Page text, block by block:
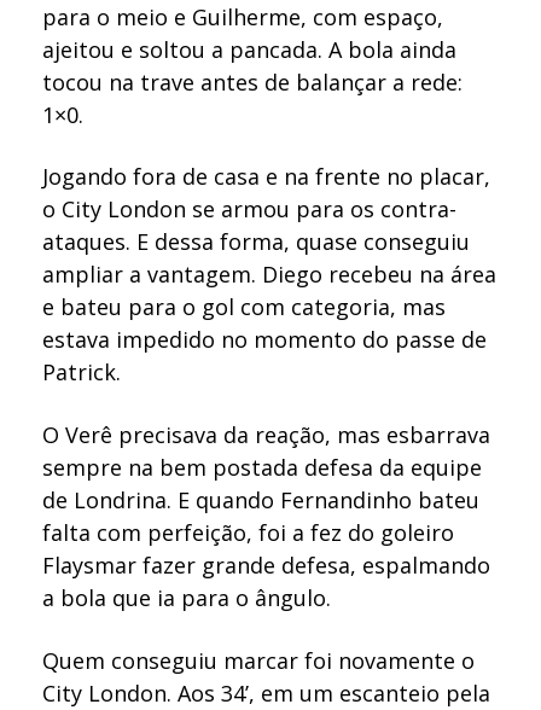
para o meio e Guilherme, com espaço,
ajeitou e soltou a pancada. A bola ainda
tocou na trave antes de balançar a rede:
1×0.
Jogando fora de casa e na frente no placar,
o City London se armou para os contra-
ataques. E dessa forma, quase conseguiu
ampliar a vantagem. Diego recebeu na área
e bateu para o gol com categoria, mas
estava impedido no momento do passe de
Patrick.
O Verê precisava da reação, mas esbarrava
sempre na bem postada defesa da equipe
de Londrina. E quando Fernandinho bateu
falta com perfeição, foi a fez do goleiro
Flaysmar fazer grande defesa, espalmando
a bola que ia para o ângulo.
Quem conseguiu marcar foi novamente o
City London. Aos 34’, em um escanteio pela